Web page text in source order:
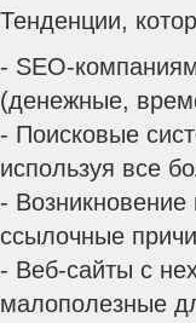
Тенденции,
- SEO-
(денежные,
- Поисковые
используя все
-
ссылочные
- Веб-сайты с
малополезные